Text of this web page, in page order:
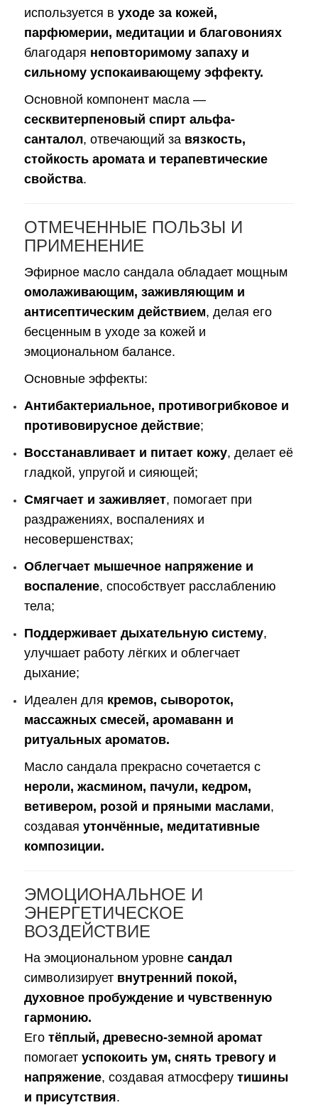
используется в уходе за кожей,
парфюмерии, медитации и благовониях
благодаря неповторимому запаху и
сильному успокаивающему эффекту.
Основной компонент масла —
сесквитерпеновый спирт альфа-
санталол, отвечающий за вязкость,
стойкость аромата и терапевтические
свойства.
ОТМЕЧЕННЫЕ ПОЛЬЗЫ И
ПРИМЕНЕНИЕ
Эфирное масло сандала обладает мощным
омолаживающим, заживляющим и
антисептическим действием, делая его
бесценным в уходе за кожей и
эмоциональном балансе.
Основные эффекты:
Антибактериальное, противогрибковое и
противовирусное действие;
Восстанавливает и питает кожу, делает её
гладкой, упругой и сияющей;
Смягчает и заживляет, помогает при
раздражениях, воспалениях и
несовершенствах;
Облегчает мышечное напряжение и
воспаление, способствует расслаблению
тела;
Поддерживает дыхательную систему,
улучшает работу лёгких и облегчает
дыхание;
Идеален для кремов, сывороток,
массажных смесей, аромаванн и
ритуальных ароматов.
Масло сандала прекрасно сочетается с
нероли, жасмином, пачули, кедром,
ветивером, розой и пряными маслами,
создавая утончённые, медитативные
композиции.
ЭМОЦИОНАЛЬНОЕ И
ЭНЕРГЕТИЧЕСКОЕ
ВОЗДЕЙСТВИЕ
На эмоциональном уровне сандал
символизирует внутренний покой,
духовное пробуждение и чувственную
гармонию.
Его тёплый, древесно-земной аромат
помогает успокоить ум, снять тревогу и
напряжение, создавая атмосферу тишины
и присутствия.